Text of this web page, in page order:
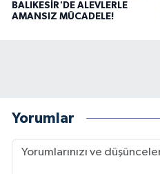
BALIKESİR'DE ALEVLERLE
AMANSIZ MÜCADELE!
Yorumlar